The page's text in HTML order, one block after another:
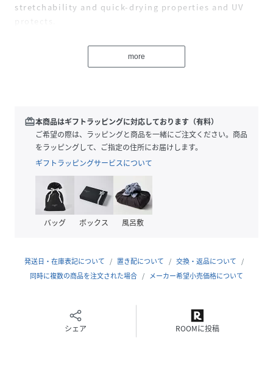
stretchability and quick-drying properties and UV
ユニセックス
サイズ Ｓ、Ｍ、Ｌ、ＸＬ
クリーニング 洗濯機可、ドライクリーニング不可
RS2503_574
574-6182070-040-18 RS2503
more
redeem本商品はギフトラッピングに対応しております（有料）
ご希望の際は、ラッピングと商品を一緒にご注文ください。商品
をラッピングして、ご指定の住所にお届けします。
ギフトラッピングサービスについて
バッグ ボックス 風呂敷
発送日・在庫表記について 置き配について
交換・返品について
同時に複数の商品を注文された場合
メーカー希望小売価格について
シェア ROOMに投稿